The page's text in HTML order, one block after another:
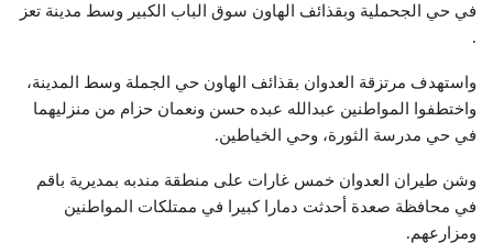
في حي الجحملية وبقذائف الهاون سوق الباب الكبير وسط مدينة تعز
.
واستهدف مرتزقة العدوان بقذائف الهاون حي الجملة وسط المدينة،
واختطفوا المواطنين عبدالله عبده حسن ونعمان حزام من منزليهما
في حي مدرسة الثورة، وحي الخياطين.
وشن طيران العدوان خمس غارات على منطقة مندبه بمديرية باقم
في محافظة صعدة أحدثت دمارا كبيرا في ممتلكات المواطنين
ومزارعهم.